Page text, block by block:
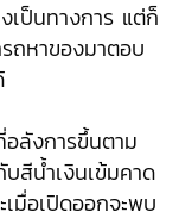
เป็นทางการ แต่ก็
ถหาของมาตอบ
อลังการขึ้นตาม
สีน้ำเงินเข้มคาด
มื่อเปิดออกจะพบ